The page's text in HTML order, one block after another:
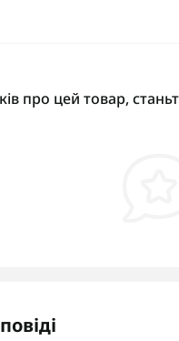
про цей товар,